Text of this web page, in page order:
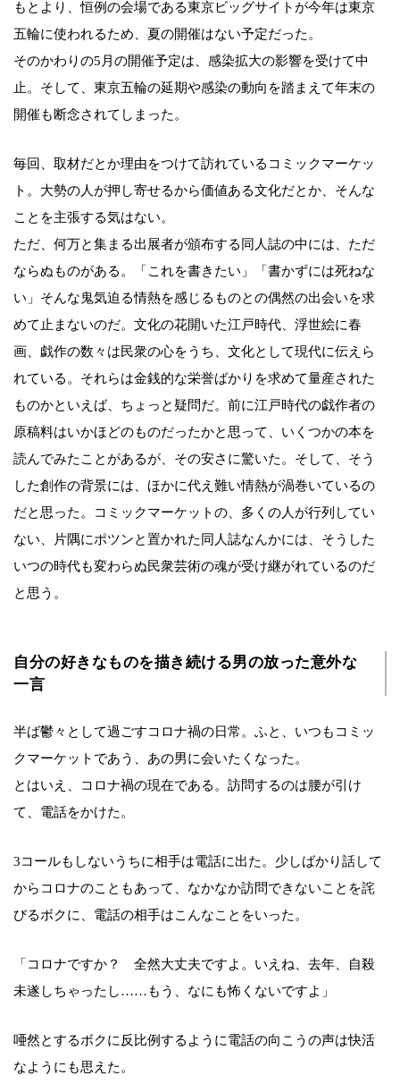
もとより、恒例の会場である東京ビッグサイトが今年は東京
五輪に使われるため、夏の開催はない予定だった。
そのかわりの5月の開催予定は、感染拡大の影響を受けて中
止。そして、東京五輪の延期や感染の動向を踏まえて年末の
開催も断念されてしまった。
毎回、取材だとか理由をつけて訪れているコミックマーケッ
ト。大勢の人が押し寄せるから価値ある文化だとか、そんな
ことを主張する気はない。
ただ、何万と集まる出展者が頒布する同人誌の中には、ただ
ならぬものがある。「これを書きたい」「書かずには死ねな
い」そんな鬼気迫る情熱を感じるものとの偶然の出会いを求
めて止まないのだ。文化の花開いた江戸時代、浮世絵に春
画、戯作の数々は民衆の心をうち、文化として現代に伝えら
れている。それらは金銭的な栄誉ばかりを求めて量産された
ものかといえば、ちょっと疑問だ。前に江戸時代の戯作者の
原稿料はいかほどのものだったかと思って、いくつかの本を
読んでみたことがあるが、その安さに驚いた。そして、そう
した創作の背景には、ほかに代え難い情熱が渦巻いているの
だと思った。コミックマーケットの、多くの人が行列してい
ない、片隅にポツンと置かれた同人誌なんかには、そうした
いつの時代も変わらぬ民衆芸術の魂が受け継がれているのだ
と思う。
自分の好きなものを描き続ける男の放った意外な
一言
半ば鬱々として過ごすコロナ禍の日常。ふと、いつもコミッ
クマーケットであう、あの男に会いたくなった。
とはいえ、コロナ禍の現在である。訪問するのは腰が引け
て、電話をかけた。
3コールもしないうちに相手は電話に出た。少しばかり話して
からコロナのこともあって、なかなか訪問できないことを詫
びるボクに、電話の相手はこんなことをいった。
「コロナですか？ 全然大丈夫ですよ。いえね、去年、自殺
未遂しちゃったし……もう、なにも怖くないですよ」
唖然とするボクに反比例するように電話の向こうの声は快活
なようにも思えた。